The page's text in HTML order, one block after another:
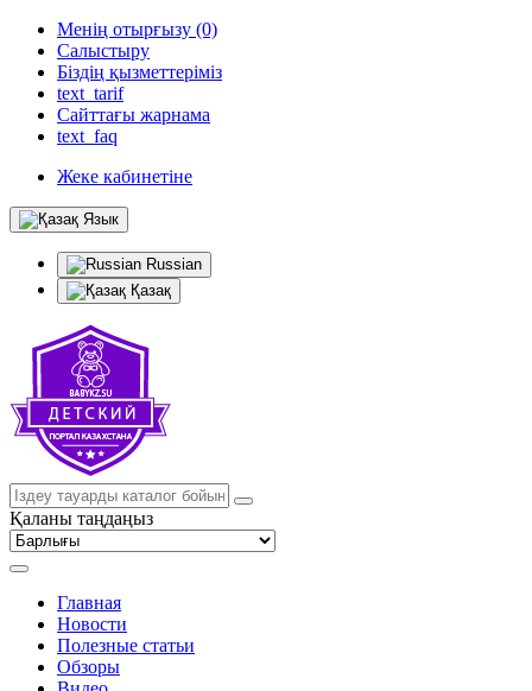
Менің отырғызу (0)
Салыстыру
Біздің қызметтеріміз
text_tarif
Сайттағы жарнама
text_faq
Жеке кабинетіне
Язык
Russian
Қазақ
Қаланы таңдаңыз
Главная
Новости
Полезные статьи
Обзоры